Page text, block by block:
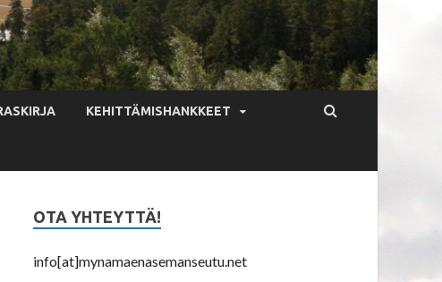
KEHITTÄMISHANKKEET
OTA YHTEYTTÄ!
info[at]mynamaenasemanseutu.net